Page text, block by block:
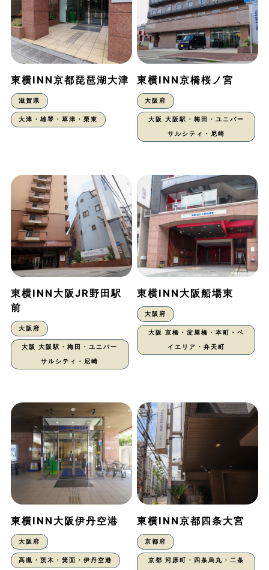
東横INN京都琵琶湖大津
滋賀県
大津・雄琴・草津・栗東
東横INN京橋桜ノ宮
大阪府
大阪 大阪駅・梅田・ユニバー
サルシティ・尼崎
東横INN大阪JR野田駅
前
大阪府
大阪 大阪駅・梅田・ユニバー
サルシティ・尼崎
東横INN大阪船場東
大阪府
大阪 京橋・淀屋橋・本町・ベ
イエリア・弁天町
東横INN大阪伊丹空港
大阪府
高槻・茨木・箕面・伊丹空港
東横INN京都四条大宮
京都府
京都 河原町・四条烏丸・二条